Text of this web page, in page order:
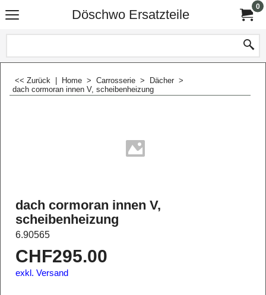
Döschwo Ersatzteile
0
<< Zurück Home > Carrosserie > Dächer >
dach cormoran innen V, scheibenheizung
dach cormoran innen V,
scheibenheizung
6.90565
CHF295.00
exkl. Versand